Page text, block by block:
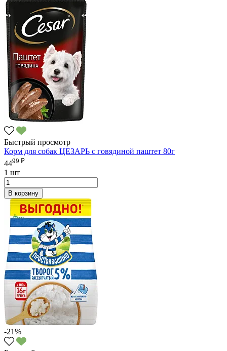
Быстрый просмотр
Корм для собак ЦЕЗАРЬ с говядиной паштет 80г
4499 ₽
1 шт
В корзину
-21%